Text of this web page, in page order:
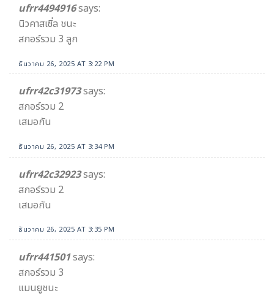
ufrr4494916says:
นิวคาสเซิ่ล ชนะ
สกอร์รวม 3 ลูก
ธันวาคม 26, 2025 AT 3:22 PM
ufrr42c31973says:
สกอร์รวม 2
เสมอกัน
ธันวาคม 26, 2025 AT 3:34 PM
ufrr42c32923says:
สกอร์รวม 2
เสมอกัน
ธันวาคม 26, 2025 AT 3:35 PM
ufrr441501says:
สกอร์รวม 3
แมนยูชนะ